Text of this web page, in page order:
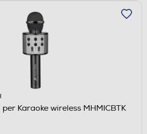
Karaoke wireless MHMICBTK